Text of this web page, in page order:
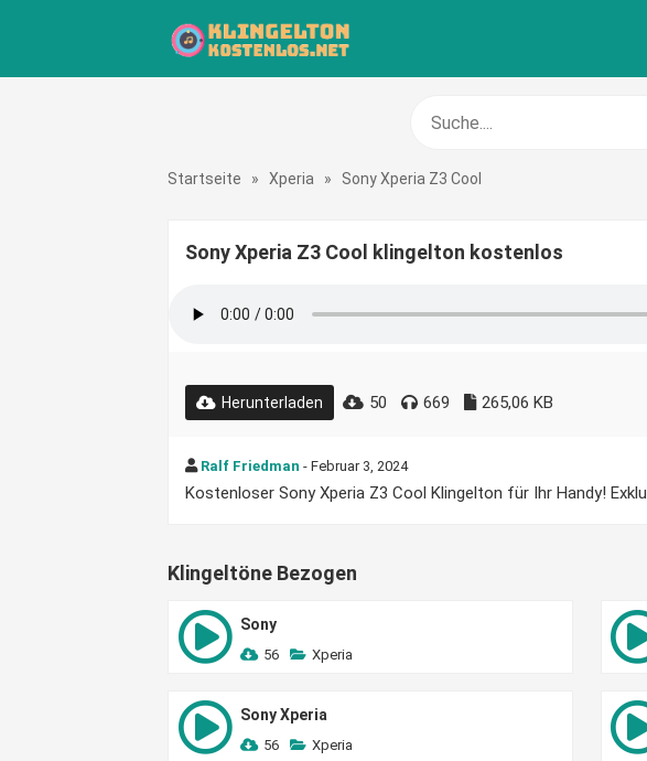
Startseite » Xperia » Sony Xperia Z3 Cool
Sony Xperia Z3 Cool klingelton kostenlos
Herunterladen 50 669 265,06 KB
Ralf Friedman - Februar 3, 2024
Kostenloser Sony Xperia Z3 Cool Klingelton für Ihr Handy!
Klingeltöne Bezogen
Sony
56 Xperia
Sony Xperia
56 Xperia